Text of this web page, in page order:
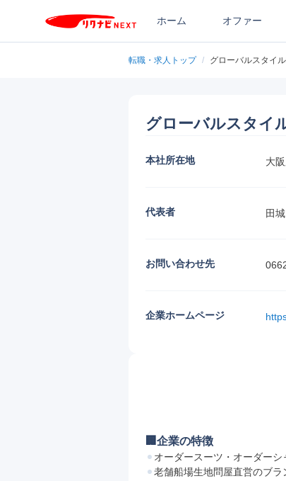
ホーム オファー
転職・求人トップ / グローバルスタイ
グローバルスタイ
本社所在地 大
代表者 田
お問い合わせ先
企業ホームページ
🏢企業の特徴
オーダースーツ・オーダーシ
老舗船場生地問屋直営のブラ